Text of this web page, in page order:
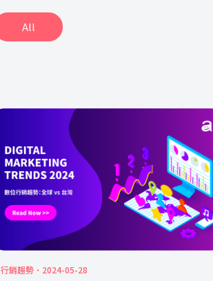
All
行銷趨勢 2024-05-28